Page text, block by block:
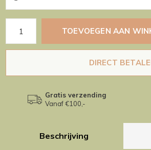
TOEVOEGEN AAN
DIRECT
Gratis verzending
Vanaf €100,-
Beschrijving